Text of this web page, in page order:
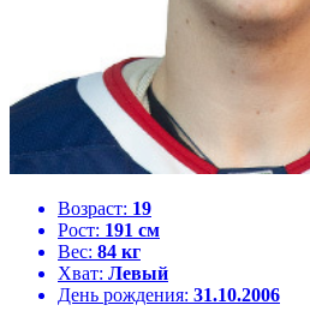
Возраст: 19
Рост: 191 см
Вес: 84 кг
Хват: Левый
День рождения: 31.10.2006